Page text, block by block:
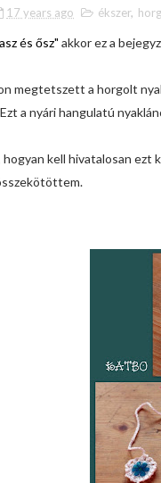
17 years ago ékszer,
és ősz" akkor ez a
megtetszett a horgolt
a nyári hangulatú
hogyan kell hivatalosan